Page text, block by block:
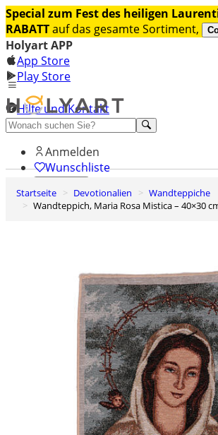
Special zum Fest des heiligen
RABATTauf das gesamte Sortiment,
Holyart APP
App Store
Play Store
Hilfe und Kontakt
Entdecken Sie Premium
Anmelden
Wunschliste
0
Warenkorb
Startseite Devotionalien
Wandteppiche
Wandteppich, Maria Rosa Mistica – 40×30